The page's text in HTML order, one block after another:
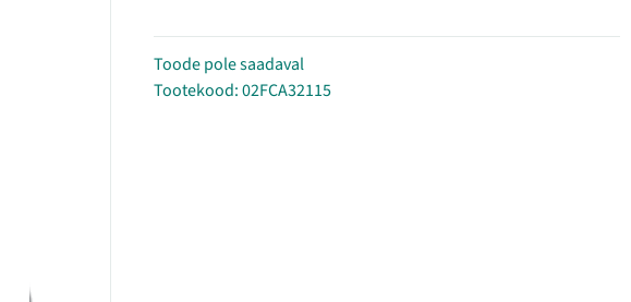
Toode pole saadaval
Tootekood: 02FCA32115